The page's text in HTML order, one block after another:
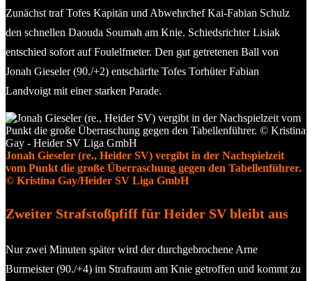
Zunächst traf Tofes Kapitän und Abwehrchef Kai-Fabian Schulz
den schnellen Daouda Soumah am Knie. Schiedsrichter Lisiak
entschied sofort auf Foulelfmeter. Den gut getretenen Ball von
Jonah Gieseler (90./+2) entschärfte Tofes Torhüter Fabian
Landvoigt mit einer starken Parade.
Jonah Gieseler (re., Heider SV) vergibt in der Nachspielzeit
vom Punkt die große Überraschung gegen den Tabellenführer.
© Kristina Gay/Heider SV Liga GmbH
Zweiter Strafstoßpfiff für Heider SV bleibt aus
Nur zwei Minuten später wird der durchgebrochene Arne
Burmeister (90./+4) im Strafraum am Knie getroffen und kommt zu